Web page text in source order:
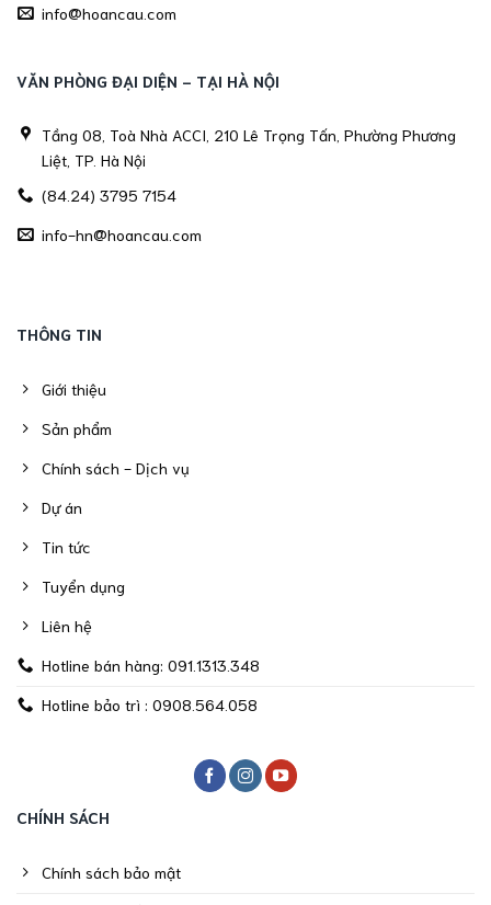
info@hoancau.com
VĂN PHÒNG ĐẠI DIỆN - TẠI HÀ NỘI
Tầng 08, Toà Nhà ACCI, 210 Lê Trọng Tấn, Phường Phương
Liệt, TP. Hà Nội
(84.24) 3795 7154
info-hn@hoancau.com
THÔNG TIN
Giới thiệu
Sản phẩm
Chính sách - Dịch vụ
Dự án
Tin tức
Tuyển dụng
Liên hệ
Hotline bán hàng: 091.1313.348
Hotline bảo trì : 0908.564.058
CHÍNH SÁCH
Chính sách bảo mật